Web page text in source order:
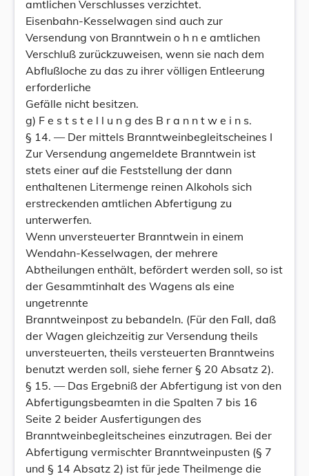
amtlichen Verschlusses verzichtet.
Eisenbahn-Kesselwagen sind auch zur
Versendung von Branntwein o h n e amtlichen
Verschluß zurückzuweisen, wenn sie nach dem
Abflußloche zu das zu ihrer völligen Entleerung
erforderliche
Gefälle nicht besitzen.
g) F e s t s t e l l u n g des B r a n n t w e i n s.
§ 14. — Der mittels Branntweinbegleitscheines I
Zur Versendung angemeldete Branntwein ist
stets einer auf die Feststellung der dann
enthaltenen Litermenge reinen Alkohols sich
erstreckenden amtlichen Abfertigung zu
unterwerfen.
Wenn unversteuerter Branntwein in einem
Wendahn-Kesselwagen, der mehrere
Abtheilungen enthält, befördert werden soll, so ist
der Gesammtinhalt des Wagens als eine
ungetrennte
Branntweinpost zu bebandeln. (Für den Fall, daß
der Wagen gleichzeitig zur Versendung theils
unversteuerten, theils versteuerten Branntweins
benutzt werden soll, siehe ferner § 20 Absatz 2).
§ 15. — Das Ergebniß der Abfertigung ist von den
Abfertigungsbeamten in die Spalten 7 bis 16
Seite 2 beider Ausfertigungen des
Branntweinbegleitscheines einzutragen. Bei der
Abfertigung vermischter Branntweinpusten (§ 7
und § 14 Absatz 2) ist für jede Theilmenge die